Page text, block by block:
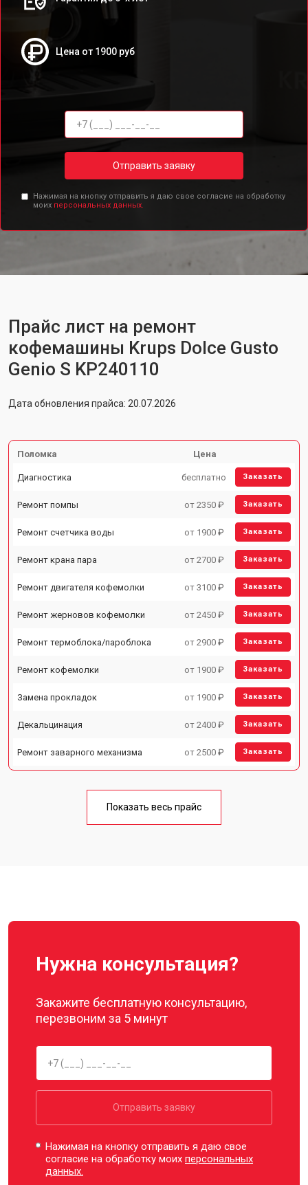
Цена от 1900 руб
Отправить заявку
Нажимая на кнопку отправить я даю свое согласие на обработку
моих персональных данных.
Прайс лист на ремонт
кофемашины Krups Dolce Gusto
Genio S KP240110
Дата обновления прайса: 20.07.2026
Поломка Цена
Диагностика бесплатно Заказать
Ремонт помпы от 2350 ₽ Заказать
Ремонт счетчика воды от 1900 ₽ Заказать
Ремонт крана пара от 2700 ₽ Заказать
Ремонт двигателя кофемолки от 3100 ₽ Заказать
Ремонт жерновов кофемолки от 2450 ₽ Заказать
Ремонт термоблока/пароблока от 2900 ₽ Заказать
Ремонт кофемолки от 1900 ₽ Заказать
Замена прокладок от 1900 ₽ Заказать
Декальцинация от 2400 ₽ Заказать
Ремонт заварного механизма от 2500 ₽ Заказать
Показать весь прайс
Нужна консультация?
Закажите бесплатную консультацию,
перезвоним за 5 минут
Отправить заявку
Нажимая на кнопку отправить я даю свое
согласие на обработку моихперсональных
данных.